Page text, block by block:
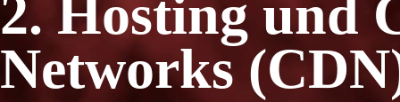
2. Hosting und
Networks